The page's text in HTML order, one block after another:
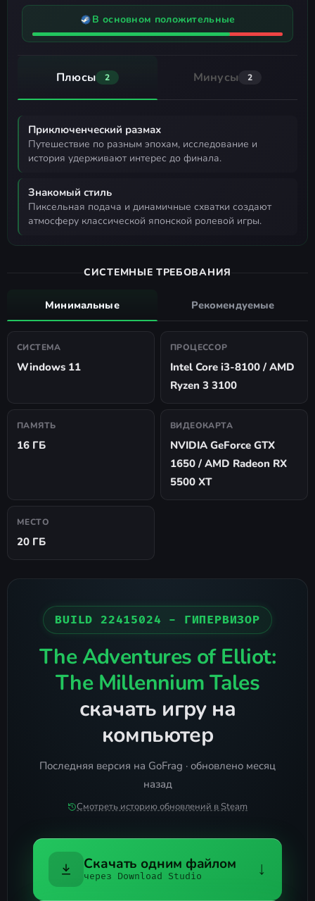
В основном положительные
Плюсы 2 Минусы 2
Приключенческий размах
путешествие по разным эпохам, исследование и
история удерживают интерес до финала.
Знакомый стиль
пиксельная подача и динамичные схватки создают
атмосферу классической японской ролевой игры.
СИСТЕМНЫЕ ТРЕБОВАНИЯ
Минимальные Рекомендуемые
СИСТЕМА
Windows 11
ПРОЦЕССОР
Intel Core i3-8100 / AMD
Ryzen 3 3100
ПАМЯТЬ
16 ГБ
ВИДЕОКАРТА
NVIDIA GeForce GTX
1650 / AMD Radeon RX
5500 XT
МЕСТО
20 ГБ
BUILD 22415024 - ГИПЕРВИЗОР
The Adventures of Elliot:
The Millennium Tales
скачать игру на
компьютер
Последняя версия на GoFrag · обновлено месяц
назад
Смотреть историю обновлений в Steam
Скачать одним файлом
через Download Studio ↓